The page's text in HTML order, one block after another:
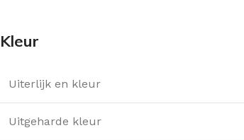
Kleur
Uiterlijk en kleur
Uitgeharde kleur